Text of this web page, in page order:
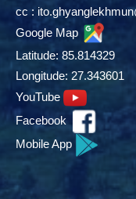
cc :
Google Map
Latitude: 85.814329
Longitude: 27.343601
YouTube
Facebook
Mobile App